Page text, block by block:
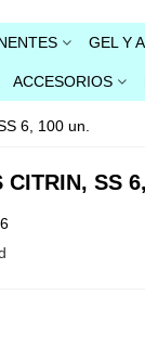
GEL Y
ACCESORIOS
6, 100 un.
CITRIN, SS